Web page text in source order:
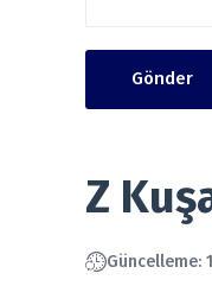
Gönder
Z
Güncelleme: